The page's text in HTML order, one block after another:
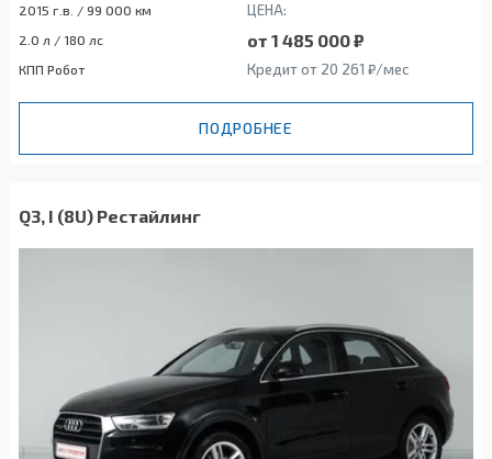
2015 г.в. / 99 000 км ЦЕНА:
2.0 л / 180 лс от 1 485 000 ₽
КПП Робот Кредит от 20 261 ₽/мес
ПОДРОБНЕЕ
Q3, I (8U) Рестайлинг